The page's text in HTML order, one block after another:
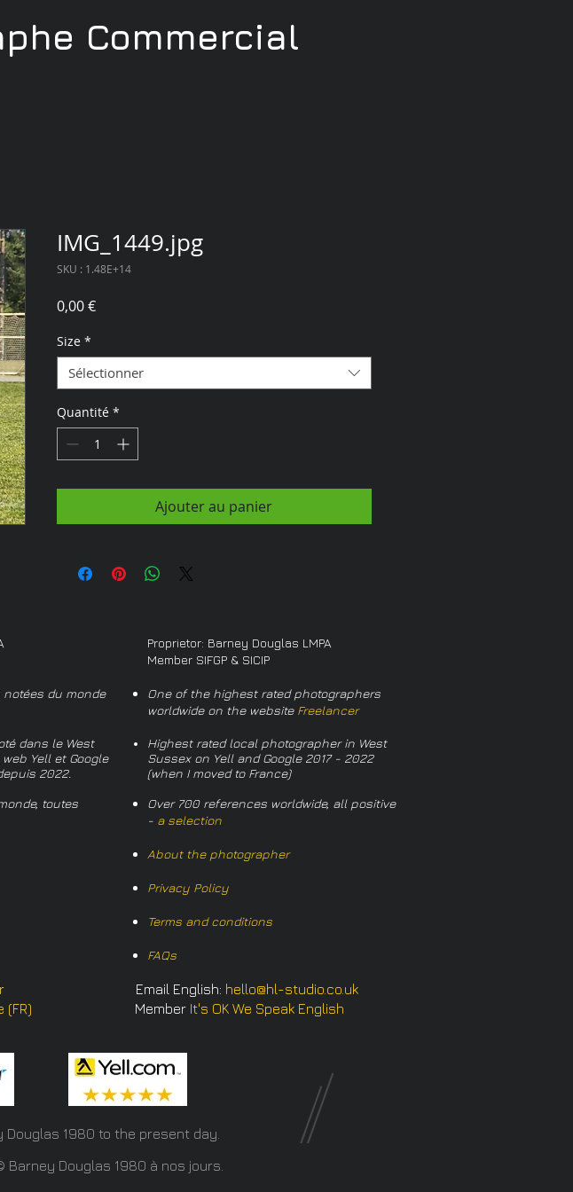
IMG_1449.jpg
SKU : 1.48E+14
0,00 €Prix
Size *
Sélectionner
Quantité *
Ajouter au panier
Commercial
du monde
dans le West
Yell et Google
2022.
toutes
Proprietor: Barney Douglas LMPA
Member SIFGP & SICIP
One of the highest rated photographers
worldwide on the website Freelancer
Highest rated local photographer in West
Sussex on Yell and Google 2017 - 2022
(when I moved to France)
Over 700 references worldwide, all positive
- a selection
About the photographer
Privacy Policy
Terms and conditions
FAQs
Email English: hello@hl-studio.co.uk
(FR) Member It's OK We Speak English
Douglas 1980 to the present day.
Douglas 1980 à nos jours.